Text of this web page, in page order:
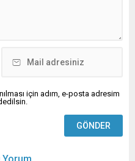
için adım, e-posta adresim